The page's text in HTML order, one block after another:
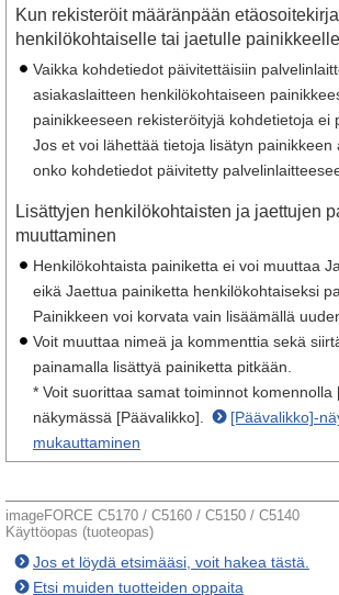
Kun rekisteröit määränpään
henkilökohtaiselle tai jaetulle painikkeelle
Vaikka kohdetiedot päivitettäisiin
asiakaslaitteen henkilökohtaiseen
painikkeeseen rekisteröityjä kohdetietoja ei
Jos et voi lähettää tietoja lisätyn painikkeen
onko kohdetiedot päivitetty
Lisättyjen henkilökohtaisten ja jaettujen
muuttaminen
Henkilökohtaista painiketta ei voi muuttaa
eikä Jaettua painiketta henkilökohtaiseksi
Painikkeen voi korvata vain lisäämällä
Voit muuttaa nimeä ja kommenttia sekä
painamalla lisättyä painiketta pitkään.
* Voit suorittaa samat toiminnot komennolla
näkymässä [Päävalikko].
[Päävalikko]-
mukauttaminen
imageFORCE C5170 / C5160 / C5150 / C5140
Käyttöopas (tuoteopas)
Jos et löydä etsimääsi, voit hakea tästä.
Etsi muiden tuotteiden oppaita